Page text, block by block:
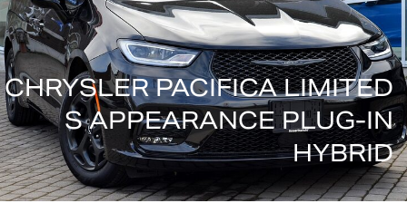
CHRYSLER PACIFICA LIMITED
S APPEARANCE PLUG-IN
HYBRID